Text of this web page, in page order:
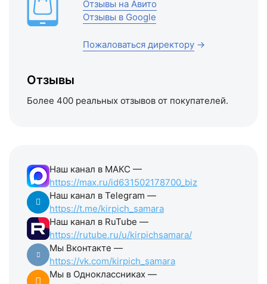
Отзывы на Авито
Отзывы в Google
Пожаловаться директору →
Отзывы
Более 400 реальных отзывов от покупателей.
Наш канал в МАКС —
https://max.ru/id631502178700_biz
Наш канал в Telegram —
https://t.me/kirpich_samara
Наш канал в RuTube —
https://rutube.ru/u/kirpichsamara/
Мы Вконтакте —
https://vk.com/kirpich_samara
Мы в Одноклассниках —